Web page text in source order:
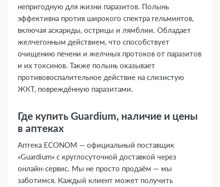
непригодную для жизни паразитов. Полынь
эффективна против широкого спектра гельминтов,
включая аскариды, острицы и лямблии. Обладает
желчегонным действием, что способствует
очищению печени и желчных протоков от паразитов
и их токсинов. Также полынь оказывает
противовоспалительное действие на слизистую
ЖКТ, повреждённую паразитами.
Где купить Guardium, наличие и цены
в аптеках
Аптека ECONOM — официальный поставщик
«Guardium» с круглосуточной доставкой через
онлайн-сервис. Мы не просто продаём — мы
заботимся. Каждый клиент может получить